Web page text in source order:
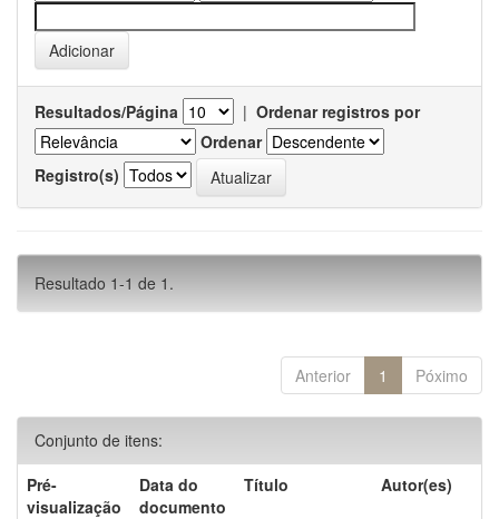
Resultados/Página | Ordenar registros por
Ordenar
Registro(s)
Resultado 1-1 de 1.
Anterior 1 Póximo
Conjunto de itens:
Pré-
visualização
Data do
documento
Título Autor(es)